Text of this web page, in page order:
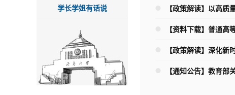
【政策解读】以高
【资料下载】普通高
【政策解读】深化
【通知公告】教育
学长学姐有话说